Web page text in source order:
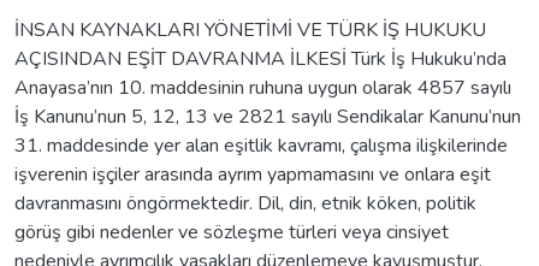
İNSAN KAYNAKLARI YÖNETİMİ VE TÜRK İŞ HUKUKU
AÇISINDAN EŞİT DAVRANMA İLKESİ Türk İş Hukuku’nda
Anayasa’nın 10. maddesinin ruhuna uygun olarak 4857 sayılı
İş Kanunu’nun 5, 12, 13 ve 2821 sayılı Sendikalar Kanunu’nun
31. maddesinde yer alan eşitlik kavramı, çalışma ilişkilerinde
işverenin işçiler arasında ayrım yapmamasını ve onlara eşit
davranmasını öngörmektedir. Dil, din, etnik köken, politik
görüş gibi nedenler ve sözleşme türleri veya cinsiyet